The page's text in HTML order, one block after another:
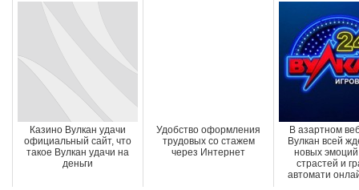
Казино Вулкан удачи
официальный сайт, что
такое Вулкан удачи на
деньги
Удобство оформления
трудовых со стажем
через Интернет
В азартном
Вулкан всей
новых
страстей и
автомати